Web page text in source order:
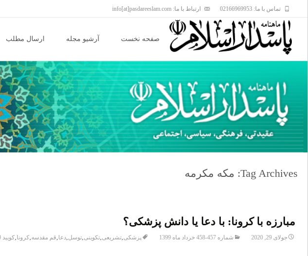
تماس با ما: 02166969953 ارتباط با ما: info[at]pasdareeslam.com
content
صفحه نخست آرشیو مجله ارسال مطلب
Tag Archives: مکه مکرمه
مبارزه با کرونا: با دعا یا دانش پزشکی؟
جولای 29, 2020 شماره 457-458 خرداد ماه 1399 پزشکی,تشریعی,تکوینی,توسل,دعا,قم مقدسه,کرونا,کویید 19